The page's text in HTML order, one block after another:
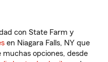
con State Farm y
en Niagara Falls, NY que
muchas opciones, desde